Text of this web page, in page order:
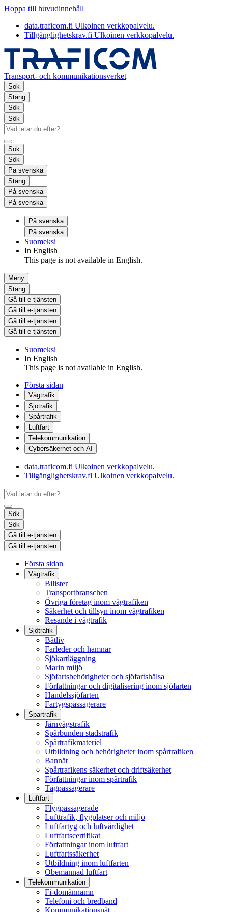
Hoppa till huvudinnehåll
data.traficom.fi Ulkoinen verkkopalvelu.
Tillgänglighetskrav.fi Ulkoinen verkkopalvelu.
Transport- och kommunikationsverket
Sök
Stäng
Sök
Sök
Sök
Sök
På svenska
Stäng
På svenska
På svenska
På svenska
På svenska
Suomeksi
In English
This page is not available in English.
Meny
Stäng
Gå till e-tjänsten
Gå till e-tjänsten
Gå till e-tjänsten
Gå till e-tjänsten
Suomeksi
In English
This page is not available in English.
Första sidan
Vägtrafik
Sjötrafik
Spårtrafik
Luftfart
Telekommunikation
Cybersäkerhet och AI
data.traficom.fi Ulkoinen verkkopalvelu.
Tillgänglighetskrav.fi Ulkoinen verkkopalvelu.
Sök
Sök
Gå till e-tjänsten
Gå till e-tjänsten
Första sidan
Vägtrafik
Bilister
Transportbranschen
Övriga företag inom vägtrafiken
Säkerhet och tillsyn inom vägtrafiken
Resande i vägtrafik
Sjötrafik
Båtliv
Farleder och hamnar
Sjökartläggning
Marin miljö
Sjöfartsbehörigheter och sjöfartshälsa
Författningar och digitalisering inom sjöfarten
Handelssjöfarten
Fartygspassagerare
Spårtrafik
Järnvägstrafik
Spårbunden stadstrafik
Spårtrafikmateriel
Utbildning och behörigheter inom spårtrafiken
Bannät
Spårtrafikens säkerhet och driftsäkerhet
Författningar inom spårtrafik
Tågpassagerare
Luftfart
Flygpassagerade
Lufttrafik, flygplatser och miljö
Luftfartyg och luftvärdighet
Luftfartscertifikat
Författningar inom luftfart
Luftfartssäkerhet
Utbildning inom luftfarten
Obemannad luftfart
Telekommunikation
Fi-domännamn
Telefoni och bredband
Kommunikationsnät